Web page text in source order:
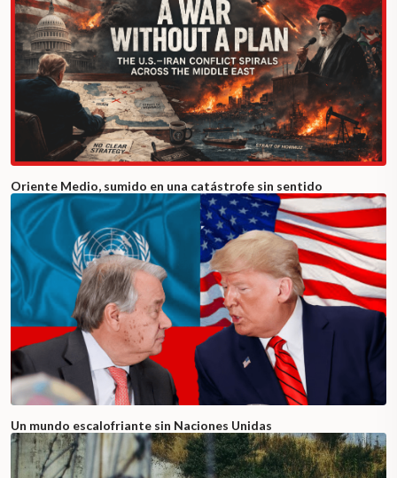
Oriente Medio, sumido en una catástrofe sin sentido
Un mundo escalofriante sin Naciones Unidas